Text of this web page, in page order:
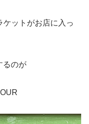
ットがお店に入っ
るのが